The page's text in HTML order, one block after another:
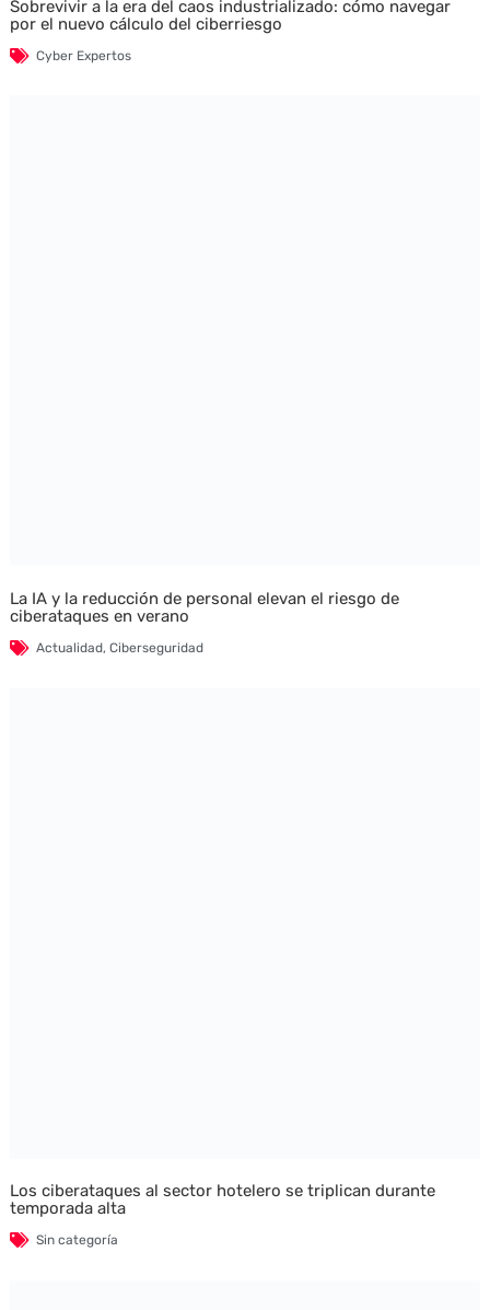
Sobrevivir a la era del caos industrializado: cómo navegar
por el nuevo cálculo del ciberriesgo
Cyber Expertos
La IA y la reducción de personal elevan el riesgo de
ciberataques en verano
Actualidad, Ciberseguridad
Los ciberataques al sector hotelero se triplican durante
temporada alta
Sin categoría